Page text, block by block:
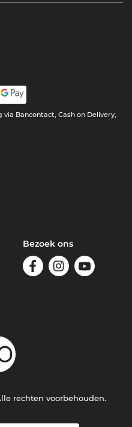
Bancontact, Cash on Delivery,
Bezoek ons
rechten voorbehouden.